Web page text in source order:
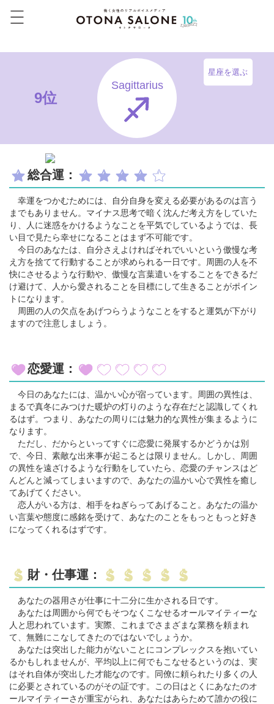
9位
Sagittarius
星座を選ぶ
総合運：
幸運をつかむためには、自分自身を変える必要があるのは言う
までもありません。マイナス思考で暗く沈んだ考え方をしていた
り、人に迷惑をかけるようなことを平気でしているようでは、長
い目で見たら幸せになることはまず不可能です。
今日のあなたは、自分さえよければそれでいいという傲慢な考
え方を捨てて行動することが求められる一日です。周囲の人を不
快にさせるような行動や、傲慢な言葉遣いをすることをできるだ
け避けて、人から愛されることを目標にして生きることがポイン
トになります。
周囲の人の欠点をあげつらうようなことをすると運気が下がり
ますので注意しましょう。
恋愛運：
今日のあなたには、温かい心が宿っています。周囲の異性は、
まるで真冬にみつけた暖炉の灯りのような存在だと認識してくれ
るはず。つまり、あなたの周りには魅力的な異性が集まるように
なります。
ただし、だからといってすぐに恋愛に発展するかどうかは別
で、今日、素敵な出来事が起こるとは限りません。しかし、周囲
の異性を遠ざけるような行動をしていたら、恋愛のチャンスはど
んどんと減ってしまいますので、あなたの温かい心で異性を癒し
てあげてください。
恋人がいる方は、相手をねぎらってあげること。あなたの温か
い言葉や態度に感銘を受けて、あなたのことをもっともっと好き
になってくれるはずです。
財・仕事運：
あなたの器用さが仕事に十二分に生かされる日です。
あなたは周囲から何でもそつなくこなせるオールマイティーな
人と思われています。実際、これまでさまざまな業務を頼まれ
て、無難にこなしてきたのではないでしょうか。
あなたは突出した能力がないことにコンプレックスを抱いてい
るかもしれませんが、平均以上に何でもこなせるというのは、実
はそれ自体が突出した才能なのです。同僚に頼られたり多くの人
に必要とされているのがその証です。この日はとくにあなたのオ
ールマイティーさが重宝がられ、あなたはあらためて誰かの役に